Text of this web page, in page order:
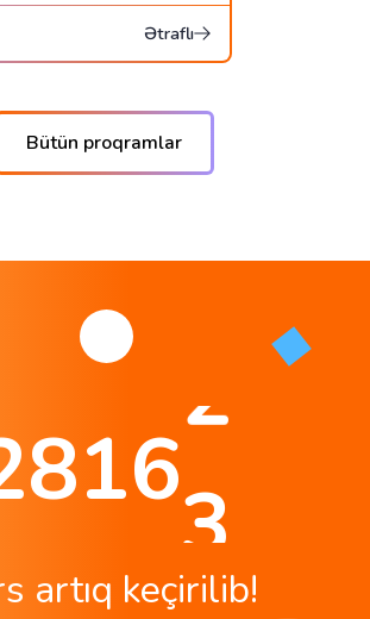
Ətraflı
Bütün proqramlar
8163
artıq keçirilib!